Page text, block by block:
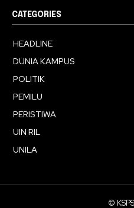
CATEGORIES
HEADLINE
DUNIA KAMPUS
POLITIK
PEMILU
PERISTIWA
UIN RIL
UNILA
©